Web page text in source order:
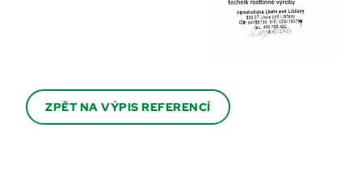
ZPĚT NA VÝPIS REFERENCÍ